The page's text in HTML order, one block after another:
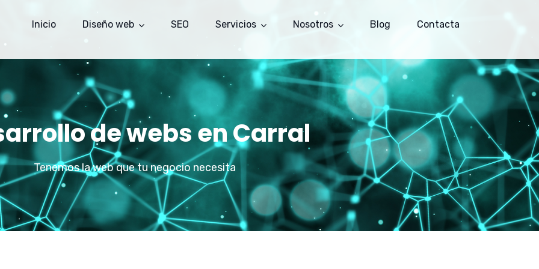
Inicio Diseño web SEO Servicios Nosotros Blog Contacta
de webs en Carral
Tenemos la web que tu negocio necesita